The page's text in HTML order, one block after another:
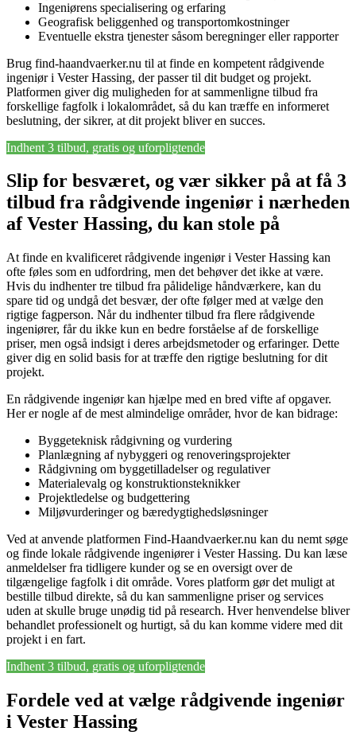
Ingeniørens specialisering og erfaring
Geografisk beliggenhed og transportomkostninger
Eventuelle ekstra tjenester såsom beregninger eller rapporter
Brug find-haandvaerker.nu til at finde en kompetent rådgivende
ingeniør i Vester Hassing, der passer til dit budget og projekt.
Platformen giver dig muligheden for at sammenligne tilbud fra
forskellige fagfolk i lokalområdet, så du kan træffe en informeret
beslutning, der sikrer, at dit projekt bliver en succes.
Indhent 3 tilbud, gratis og uforpligtende
Slip for besværet, og vær sikker på at få 3
tilbud fra rådgivende ingeniør i nærheden
af Vester Hassing, du kan stole på
At finde en kvalificeret rådgivende ingeniør i Vester Hassing kan
ofte føles som en udfordring, men det behøver det ikke at være.
Hvis du indhenter tre tilbud fra pålidelige håndværkere, kan du
spare tid og undgå det besvær, der ofte følger med at vælge den
rigtige fagperson. Når du indhenter tilbud fra flere rådgivende
ingeniører, får du ikke kun en bedre forståelse af de forskellige
priser, men også indsigt i deres arbejdsmetoder og erfaringer. Dette
giver dig en solid basis for at træffe den rigtige beslutning for dit
projekt.
En rådgivende ingeniør kan hjælpe med en bred vifte af opgaver.
Her er nogle af de mest almindelige områder, hvor de kan bidrage:
Byggeteknisk rådgivning og vurdering
Planlægning af nybyggeri og renoveringsprojekter
Rådgivning om byggetilladelser og regulativer
Materialevalg og konstruktionsteknikker
Projektledelse og budgettering
Miljøvurderinger og bæredygtighedsløsninger
Ved at anvende platformen Find-Haandvaerker.nu kan du nemt søge
og finde lokale rådgivende ingeniører i Vester Hassing. Du kan læse
anmeldelser fra tidligere kunder og se en oversigt over de
tilgængelige fagfolk i dit område. Vores platform gør det muligt at
bestille tilbud direkte, så du kan sammenligne priser og services
uden at skulle bruge unødig tid på research. Hver henvendelse bliver
behandlet professionelt og hurtigt, så du kan komme videre med dit
projekt i en fart.
Indhent 3 tilbud, gratis og uforpligtende
Fordele ved at vælge rådgivende ingeniør
i Vester Hassing